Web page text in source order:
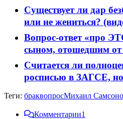
Существует ли дар
или не жениться?
Вопрос-ответ «про
сыном, отошедшим от
Считается ли
росписью в ЗАГСЕ,
Теги: браквопросМихаил
Комментарии1